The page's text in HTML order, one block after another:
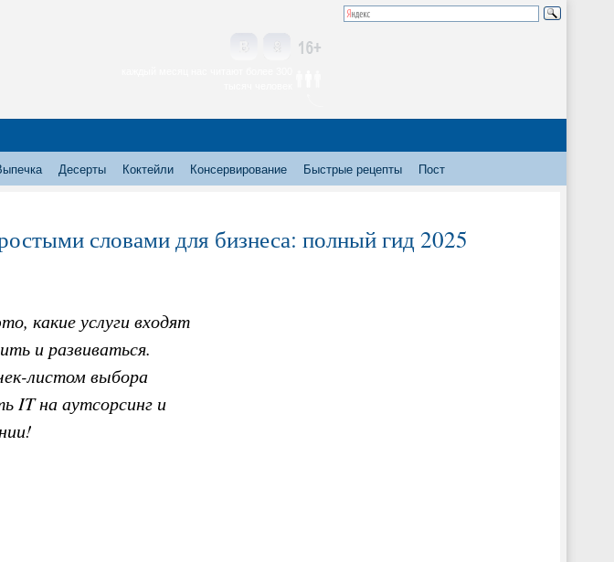
Десерты Коктейли Консервирование Быстрые рецепты Пост
словами для бизнеса: полный гид 2025
какие услуги входят
и развиваться.
листом выбора
IT на аутсорсинг и